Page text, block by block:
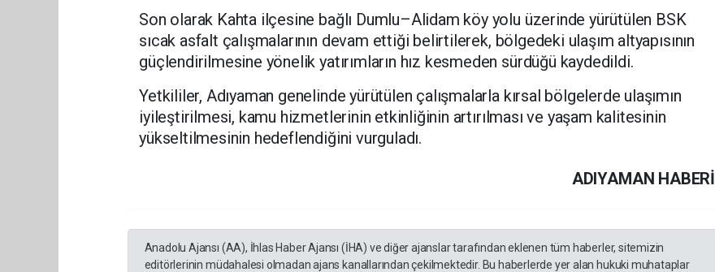
Son olarak Kahta ilçesine bağlı Dumlu–Alidam köy yolu üzerinde yürütülen BSK
sıcak asfalt çalışmalarının devam ettiği belirtilerek, bölgedeki ulaşım altyapısının
güçlendirilmesine yönelik yatırımların hız kesmeden sürdüğü kaydedildi.
Yetkililer, Adıyaman genelinde yürütülen çalışmalarla kırsal bölgelerde ulaşımın
iyileştirilmesi, kamu hizmetlerinin etkinliğinin artırılması ve yaşam kalitesinin
yükseltilmesinin hedeflendiğini vurguladı.
ADIYAMAN HABERİ
Anadolu Ajansı (AA), İhlas Haber Ajansı (İHA) ve diğer ajanslar tarafından eklenen tüm haberler, sitemizin
editörlerinin müdahalesi olmadan ajans kanallarından çekilmektedir. Bu haberlerde yer alan hukuki muhataplar